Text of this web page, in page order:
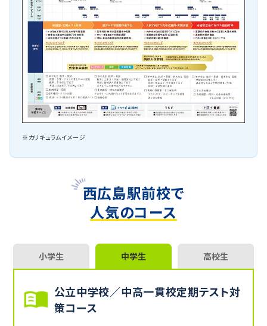
※カリキュラムイメージ
西広島駅前校で
人気のコース
小学生 中学生 高校生
公立中学校／中高一貫校定期テスト対
策コース